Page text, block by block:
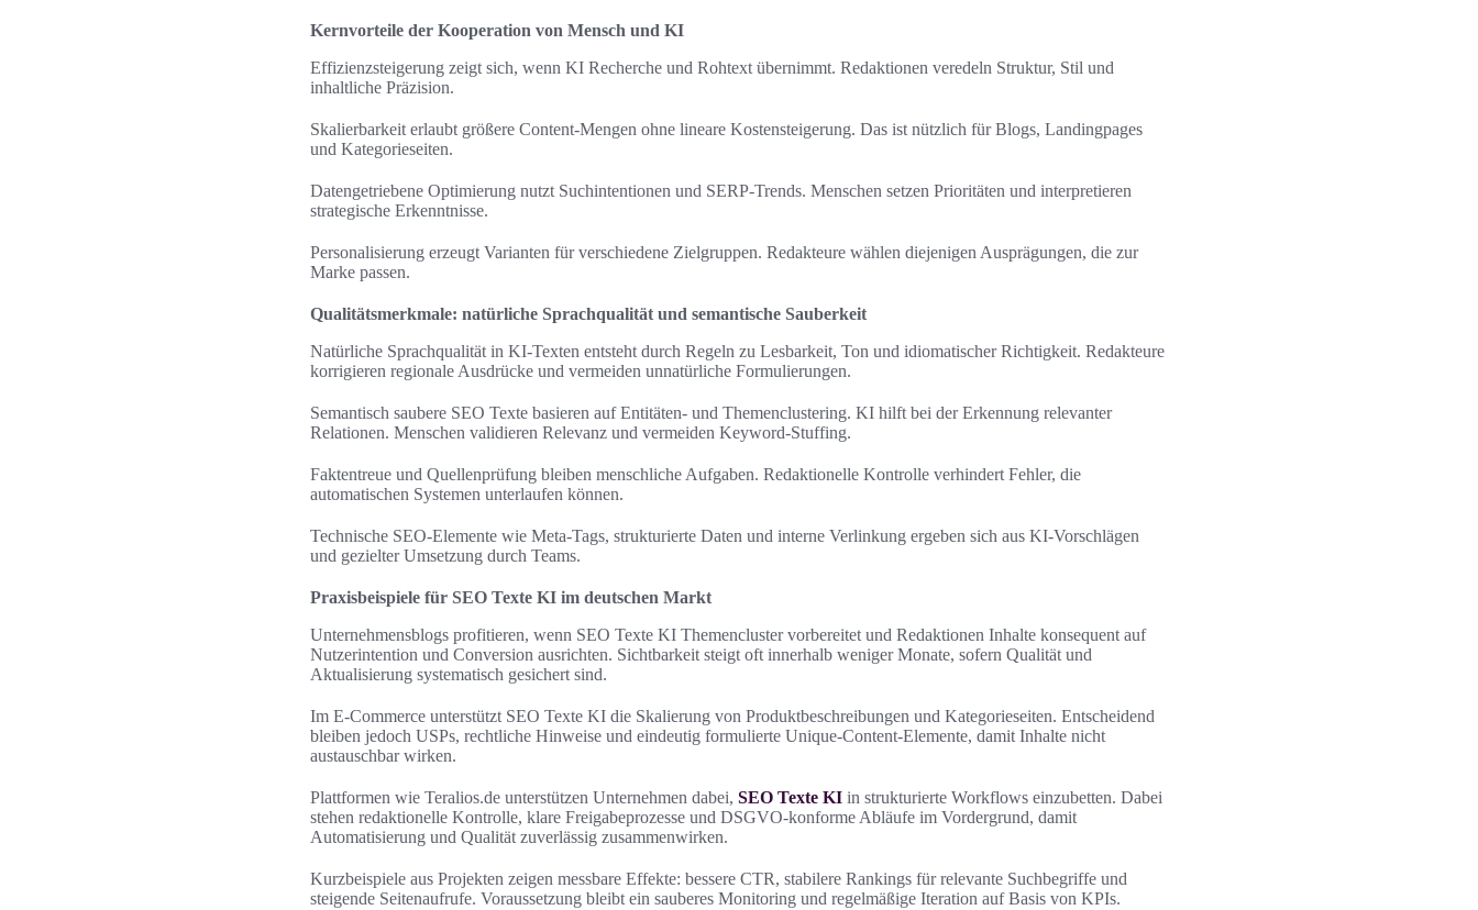
Kernvorteile der Kooperation von Mensch und KI
Effizienzsteigerung zeigt sich, wenn KI Recherche und Rohtext übernimmt. Redaktionen veredeln Struktur, Stil und
inhaltliche Präzision.
Skalierbarkeit erlaubt größere Content-Mengen ohne lineare Kostensteigerung. Das ist nützlich für Blogs, Landingpages
und Kategorieseiten.
Datengetriebene Optimierung nutzt Suchintentionen und SERP-Trends. Menschen setzen Prioritäten und interpretieren
strategische Erkenntnisse.
Personalisierung erzeugt Varianten für verschiedene Zielgruppen. Redakteure wählen diejenigen Ausprägungen, die zur
Marke passen.
Qualitätsmerkmale: natürliche Sprachqualität und semantische Sauberkeit
Natürliche Sprachqualität in KI-Texten entsteht durch Regeln zu Lesbarkeit, Ton und idiomatischer Richtigkeit. Redakteure
korrigieren regionale Ausdrücke und vermeiden unnatürliche Formulierungen.
Semantisch saubere SEO Texte basieren auf Entitäten- und Themenclustering. KI hilft bei der Erkennung relevanter
Relationen. Menschen validieren Relevanz und vermeiden Keyword-Stuffing.
Faktentreue und Quellenprüfung bleiben menschliche Aufgaben. Redaktionelle Kontrolle verhindert Fehler, die
automatischen Systemen unterlaufen können.
Technische SEO-Elemente wie Meta-Tags, strukturierte Daten und interne Verlinkung ergeben sich aus KI-Vorschlägen
und gezielter Umsetzung durch Teams.
Praxisbeispiele für SEO Texte KI im deutschen Markt
Unternehmensblogs profitieren, wenn SEO Texte KI Themencluster vorbereitet und Redaktionen Inhalte konsequent auf
Nutzerintention und Conversion ausrichten. Sichtbarkeit steigt oft innerhalb weniger Monate, sofern Qualität und
Aktualisierung systematisch gesichert sind.
Im E-Commerce unterstützt SEO Texte KI die Skalierung von Produktbeschreibungen und Kategorieseiten. Entscheidend
bleiben jedoch USPs, rechtliche Hinweise und eindeutig formulierte Unique-Content-Elemente, damit Inhalte nicht
austauschbar wirken.
Plattformen wie Teralios.de unterstützen Unternehmen dabei, SEO Texte KI in strukturierte Workflows einzubetten. Dabei
stehen redaktionelle Kontrolle, klare Freigabeprozesse und DSGVO-konforme Abläufe im Vordergrund, damit
Automatisierung und Qualität zuverlässig zusammenwirken.
Kurzbeispiele aus Projekten zeigen messbare Effekte: bessere CTR, stabilere Rankings für relevante Suchbegriffe und
steigende Seitenaufrufe. Voraussetzung bleibt ein sauberes Monitoring und regelmäßige Iteration auf Basis von KPIs.